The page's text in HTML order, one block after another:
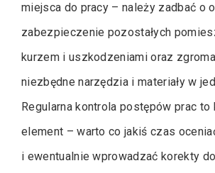
miejsca do pracy – należy zadbać o
zabezpieczenie pozostałych
kurzem i uszkodzeniami oraz
niezbędne narzędzia i materiały w
Regularna kontrola postępów prac
element – warto co jakiś czas
i ewentualnie wprowadzać korekty